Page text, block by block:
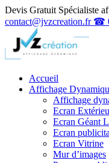
Devis Gratuit Spécialiste
contact@jvzcreation.fr ☎
Accueil
Affichage
Affichage
Ecran
Ecran Géant
Ecran
Ecran Vitrine
Mur d’images